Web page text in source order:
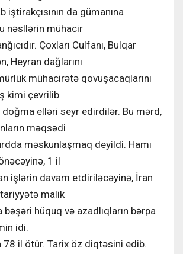
iştirakçısının da gümanına
nəsllərin mühacir
Çoxları Culfanı, Bulqar
Heyran dağlarını
mühacirətə qovuşacaqlarını
kimi çevrilib
elləri seyr edirdilər. Bu mərd,
məqsədi
məskunlaşmaq deyildi. Hamı
1 il
işlərin davam etdiriləcəyinə, İran
malik
hüquq və azadlıqların bərpa
idi.
78 il ötür. Tarix öz diqtəsini edib.